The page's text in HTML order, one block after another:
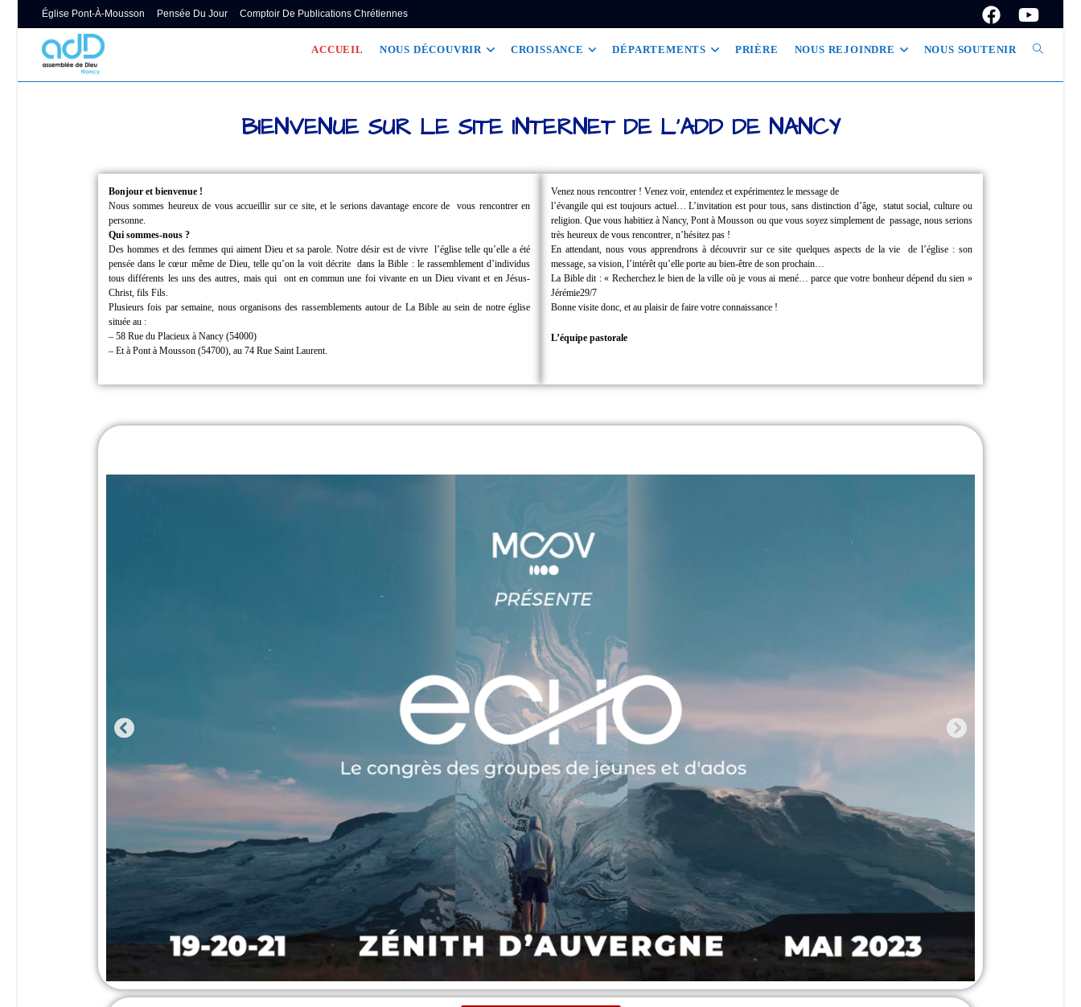
Église Pont-À-Mousson Pensée Du Jour Comptoir De Publications Chrétiennes
ACCUEIL NOUS DÉCOUVRIR CROISSANCE DÉPARTEMENTS PRIÈRE NOUS REJOINDRE NOUS SOUTENIR
BIENVENUE SUR LE SITE INTERNET DE L'ADD DE NANCY
Bonjour et bienvenue !
Nous sommes heureux de vous accueillir sur ce site, et le serions davantage encore devous rencontrer en
personne.
Qui sommes-nous ?
Des hommes et des femmes qui aiment Dieu et sa parole. Notre désir est de vivre l’église telle qu’elle a été
pensée dans le cœur même de Dieu, telle qu’on la voit décritedans la Bible : le rassemblement d’individus
tous différents les uns des autres, mais qui ont en commun une foi vivante en un Dieu vivant et en Jésus-
Christ, fils Fils.
Plusieurs fois par semaine, nous organisons des rassemblements autour de La Bible au sein de notre église
située au :
– 58 Rue du Placieux à Nancy (54000)
– Et à Pont à Mousson (54700), au 74 Rue Saint Laurent.
Venez nous rencontrer ! Venez voir, entendez et expérimentez le message de
l’évangile qui est toujours actuel… L’invitation est pour tous, sans distinction d’âge,statut social, culture ou
religion.Que vous habitiez à Nancy, Pont à Mousson ou que vous soyez simplement de passage, nous serions
très heureux de vous rencontrer, n’hésitez pas !
En attendant, nous vous apprendrons à découvrir sur ce site quelques aspects de la vie de l’église : son
message, sa vision, l’intérêt qu’elle porte au bien-être de son prochain…
La Bible dit : « Recherchez le bien de la ville où je vous ai mené… parce quevotre bonheur dépend du sien »
Jérémie29/7
Bonne visite donc, et au plaisir de faire votre connaissance !
L’équipe pastorale